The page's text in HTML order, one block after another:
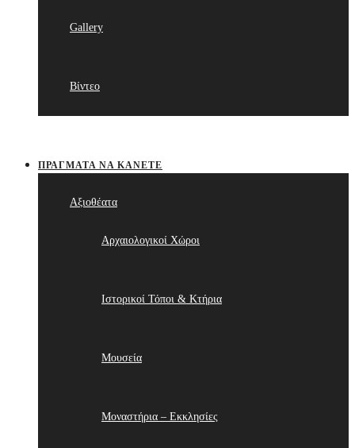
Gallery
Βίντεο
ΠΡΆΓΜΑΤΑ ΝΑ ΚΆΝΕΤΕ
Αξιοθέατα
Αρχαιολογικοί Χώροι
Ιστορικοί Τόποι & Κτήρια
Μουσεία
Μοναστήρια – Εκκλησίες